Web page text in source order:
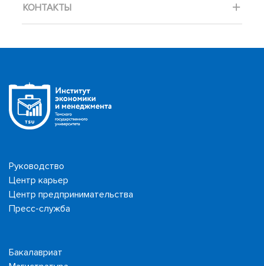
КОНТАКТЫ
Руководство
Центр карьер
Центр предпринимательства
Пресс-служба
Бакалавриат